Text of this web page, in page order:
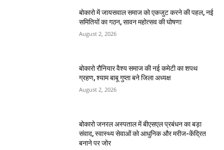
बोकारो में जायसवाल समाज को एकजुट करने की पहल, नई
समितियों का गठन, सावन महोत्सव की घोषणा
August 2, 2026
बोकारो रौनियार वैश्य समाज की नई कमेटी का शपथ
ग्रहण, श्याम बाबू गुप्ता बने जिला अध्यक्ष
August 2, 2026
बोकारो जनरल अस्पताल में बीएसएल प्रबंधन का बड़ा
संवाद, स्वास्थ्य सेवाओं को आधुनिक और मरीज-केंद्रित
बनाने पर जोर